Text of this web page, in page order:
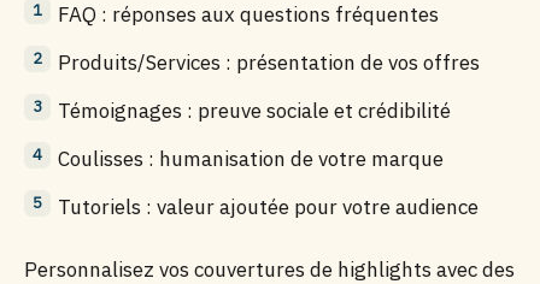
FAQ : réponses aux questions fréquentes
Produits/Services : présentation de vos offres
Témoignages : preuve sociale et crédibilité
Coulisses : humanisation de votre marque
Tutoriels : valeur ajoutée pour votre audience
Personnalisez vos couvertures de highlights avec des